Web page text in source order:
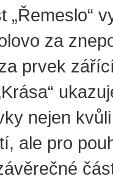
„Řemeslo“
za
prvek
nejen
ale pro